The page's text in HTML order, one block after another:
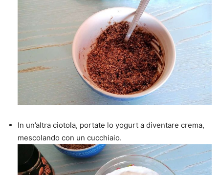
In un’altra ciotola, portate lo yogurt a diventare crema,
mescolando con un cucchiaio.